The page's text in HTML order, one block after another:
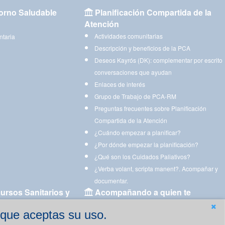
aceptas su uso.
Saludable
Planificación Compartida de la
Atención
Actividades comunitarias
Descripción y beneficios de la PCA
Deseos Kayrós (DK): complementar por escrito
conversaciones que ayudan
Enlaces de interés
Grupo de Trabajo de PCA-RM
Preguntas frecuentes sobre Planificación
Compartida de la Atención
¿Cuándo empezar a planificar?
¿Por dónde empezar la planificación?
¿Qué son los Cuidados Paliativos?
¿Verba volant, scripta manent?. Acompañar y
documentar.
Sanitarios y
Acompañando a quien te
Aplicaciones para descargar